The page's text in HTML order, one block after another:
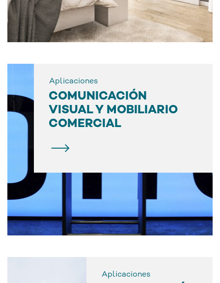
Aplicaciones
COMUNICACIÓN
VISUAL Y MOBILIARIO
COMERCIAL
Aplicaciones